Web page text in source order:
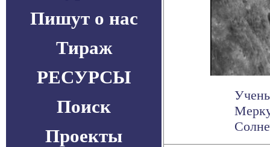
Пишут о нас
Тираж
РЕСУРСЫ
Поиск
Проекты